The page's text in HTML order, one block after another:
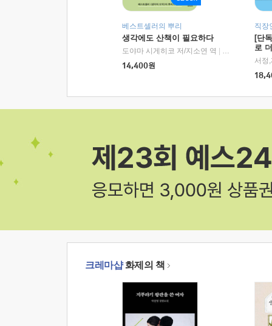
베스트셀러의 뿌리
생각에도 산책이 필요하다
도야마 시게히코 저/지소연 역
알에이치코리
14,400원
직장
[단
로
크레마샵화제의 책